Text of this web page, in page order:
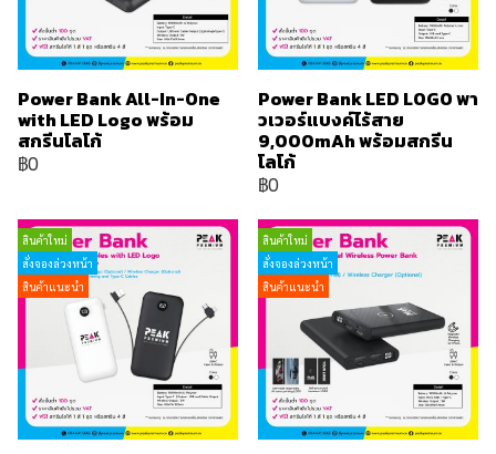
Power Bank All-In-One
with LED Logo พร้อม
สกรีนโลโก้
฿0
Power Bank LED LOGO พา
วเวอร์แบงค์ไร้สาย
9,000mAh พร้อมสกรีน
โลโก้
฿0
สินค้าใหม่
สั่งจองล่วงหน้า
สินค้าแนะนำ
สินค้าใหม่
สั่งจองล่วงหน้า
สินค้าแนะนำ